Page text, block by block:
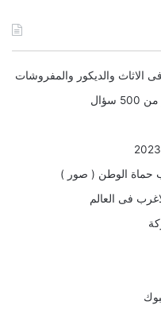
الاثاث والديكور والمفروشات
حماة الوطن ( صور )
فى العالم